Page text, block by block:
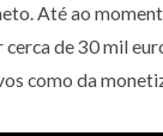
Até ao
cerca de 30 mil
como da